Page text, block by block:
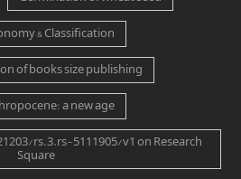
& Classification
of books size publishing
a new age
rs.3.rs-5111905/v1 on Research
Square